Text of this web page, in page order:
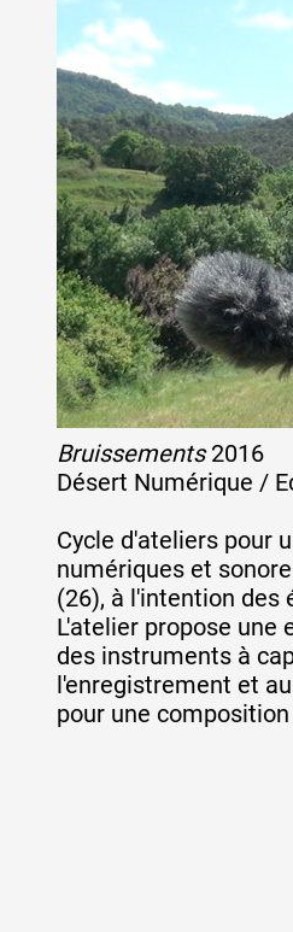
Bruissements2016
Désert Numérique /
Cycle d'ateliers pour
numériques et
(26), à l'intention des
L'atelier propose une
des instruments à
l'enregistrement et
pour une